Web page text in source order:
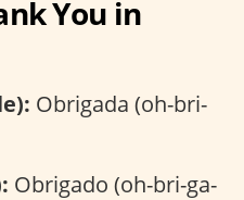
You in
Obrigada (oh-bri-
Obrigado (oh-bri-ga-